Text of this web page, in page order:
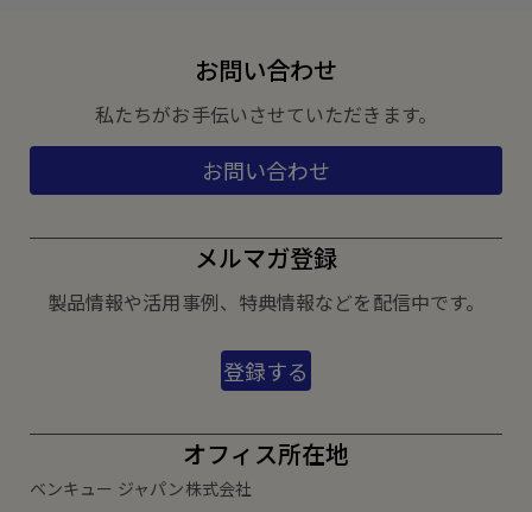
お問い合わせ
私たちがお手伝いさせていただきます。
お問い合わせ
メルマガ登録
製品情報や活用事例、特典情報などを配信中です。
登録する
オフィス所在地
ベンキュー ジャパン株式会社